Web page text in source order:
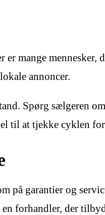
mange mennesker,
annoncer.
Spørg sælgeren
til at tjekke cyklen
på garantier og
forhandler, der